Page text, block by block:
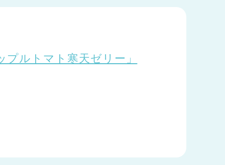
ルトマト寒天ゼリー」